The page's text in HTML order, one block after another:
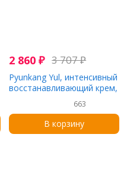
2 860 ₽ 3 707₽
Pyunkang Yul, интенсивный
восстанавливающий крем,
50 мл (1,7 жидк. унции)
663
В корзину